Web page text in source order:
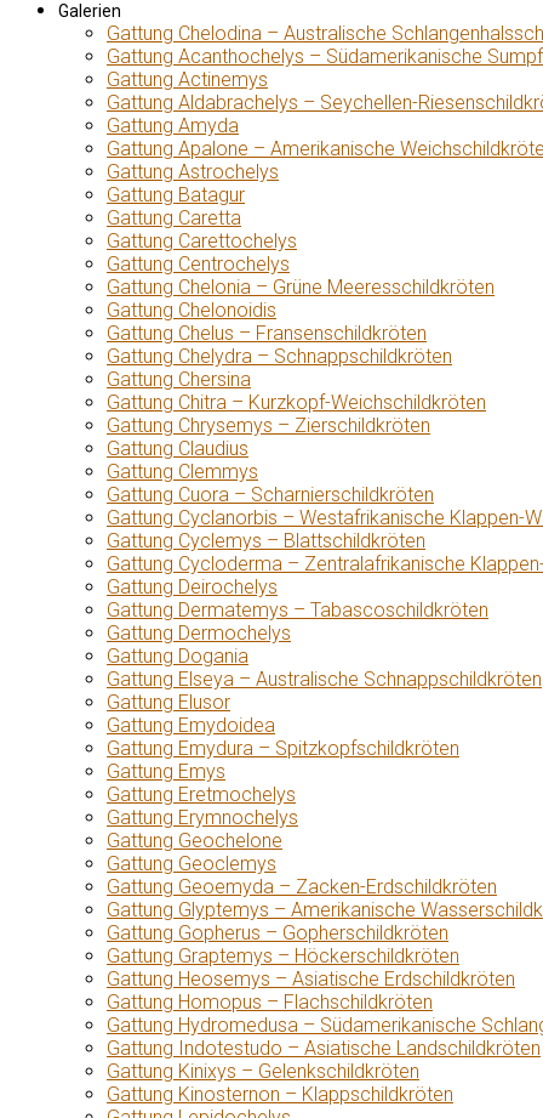
Galerien
Gattung Chelodina – Australische
Gattung Acanthochelys – Südamerikanische
Gattung Actinemys
Gattung Aldabrachelys – Seychellen-
Gattung Amyda
Gattung Apalone – Amerikanische
Gattung Astrochelys
Gattung Batagur
Gattung Caretta
Gattung Carettochelys
Gattung Centrochelys
Gattung Chelonia – Grüne Meeresschildkröten
Gattung Chelonoidis
Gattung Chelus – Fransenschildkröten
Gattung Chelydra – Schnappschildkröten
Gattung Chersina
Gattung Chitra – Kurzkopf-Weichschildkröten
Gattung Chrysemys – Zierschildkröten
Gattung Claudius
Gattung Clemmys
Gattung Cuora – Scharnierschildkröten
Gattung Cyclanorbis – Westafrikanische Klappen-
Gattung Cyclemys – Blattschildkröten
Gattung Cycloderma – Zentralafrikanische
Gattung Deirochelys
Gattung Dermatemys – Tabascoschildkröten
Gattung Dermochelys
Gattung Dogania
Gattung Elseya – Australische Schnappschildkröten
Gattung Elusor
Gattung Emydoidea
Gattung Emydura – Spitzkopfschildkröten
Gattung Emys
Gattung Eretmochelys
Gattung Erymnochelys
Gattung Geochelone
Gattung Geoclemys
Gattung Geoemyda – Zacken-Erdschildkröten
Gattung Glyptemys – Amerikanische
Gattung Gopherus – Gopherschildkröten
Gattung Graptemys – Höckerschildkröten
Gattung Heosemys – Asiatische Erdschildkröten
Gattung Homopus – Flachschildkröten
Gattung Hydromedusa – Südamerikanische
Gattung Indotestudo – Asiatische Landschildkröten
Gattung Kinixys – Gelenkschildkröten
Gattung Kinosternon – Klappschildkröten